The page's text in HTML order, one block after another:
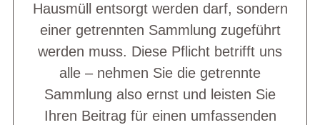
Hausmüll entsorgt werden darf, sondern
einer getrennten Sammlung zugeführt
werden muss. Diese Pflicht betrifft uns
alle – nehmen Sie die getrennte
Sammlung also ernst und leisten Sie
Ihren Beitrag für einen umfassenden